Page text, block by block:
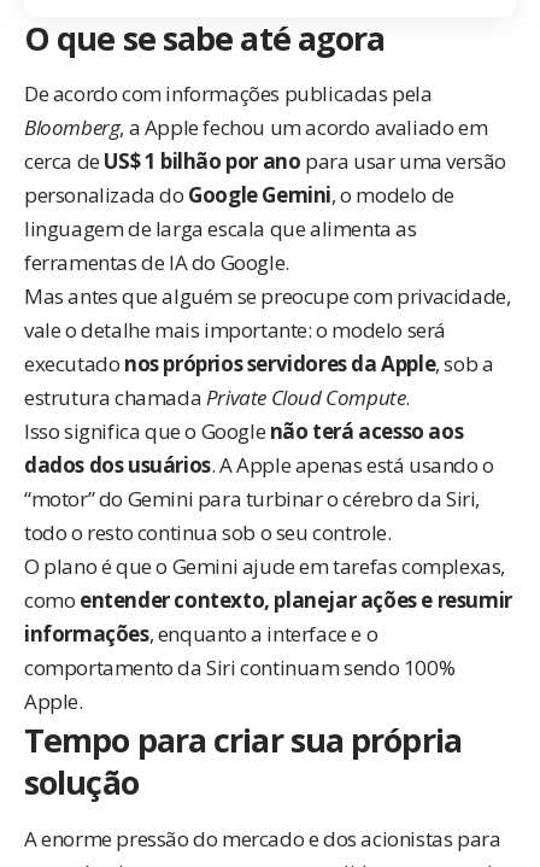
O que se sabe até agora
De acordo com informações publicadas pela
Bloomberg, a Apple fechou um acordo avaliado em
cerca de US$ 1 bilhão por ano para usar uma versão
personalizada do Google Gemini, o modelo de
linguagem de larga escala que alimenta as
ferramentas de IA do Google.
Mas antes que alguém se preocupe com privacidade,
vale o detalhe mais importante: o modelo será
executado nos próprios servidores da Apple, sob a
estrutura chamadaPrivate Cloud Compute.
Isso significa que o Google não terá acesso aos
dados dos usuários. A Apple apenas está usando o
“motor” do Gemini para turbinar o cérebro da Siri,
todo o resto continua sob o seu controle.
O plano é que o Gemini ajude em tarefas complexas,
como entender contexto, planejar ações e resumir
informações, enquanto a interface e o
comportamento da Siri continuam sendo 100%
Apple.
Tempo para criar sua própria
solução
A enorme pressão do mercado e dos acionistas para